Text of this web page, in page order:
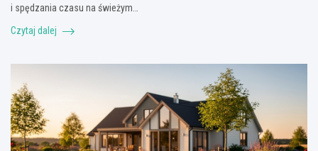
i spędzania czasu na świeżym…
Czytaj dalej